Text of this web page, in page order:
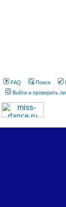
FAQ Поиск
Войти и проверить